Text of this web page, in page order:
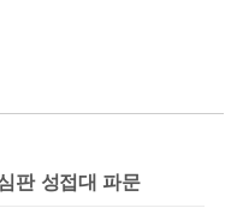
판 성접대 파문